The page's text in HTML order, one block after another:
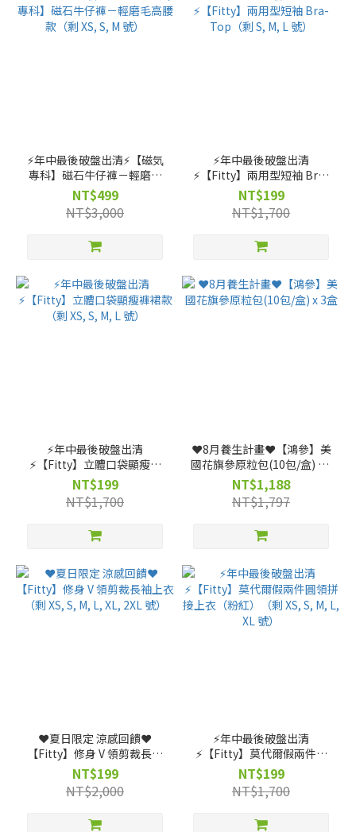
⚡️年中最後破盤出清⚡️【磁気
專科】磁石牛仔褲－輕磨毛
高腰款（剩 XS, S, M 號）
NT$499
NT$3,000
⚡️年中最後破盤出清
⚡️【Fitty】兩用型短袖 Bra-
Top（剩 S, M, L 號）
NT$199
NT$1,700
⚡️年中最後破盤出清
⚡️【Fitty】立體口袋顯瘦褲
裙款（剩 XS, S, M, L 號）
NT$199
NT$1,700
❤️8月養生計畫❤️【鴻參】美
國花旗參原粒包(10包/盒) x 3
盒
NT$1,188
NT$1,797
❤️夏日限定 涼感回饋❤️
【Fitty】修身 V 領剪裁長袖
上衣（剩 XS, S, M, L, XL, 2XL
號）
NT$199
NT$2,000
⚡️年中最後破盤出清
⚡️【Fitty】莫代爾假兩件圓
領拼接上衣（粉紅）（剩 XS,
S, M, L, XL 號）
NT$199
NT$1,700